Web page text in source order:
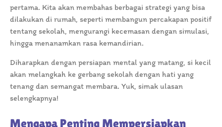
pertama. Kita akan membahas berbagai strategi yang bisa
dilakukan di rumah, seperti membangun percakapan positif
tentang sekolah, mengurangi kecemasan dengan simulasi,
hingga menanamkan rasa kemandirian.
Diharapkan dengan persiapan mental yang matang, si kecil
akan melangkah ke gerbang sekolah dengan hati yang
tenang dan semangat membara. Yuk, simak ulasan
selengkapnya!
Mengapa Penting Mempersiapkan